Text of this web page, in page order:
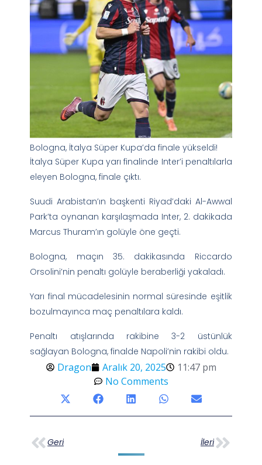
Bologna, İtalya Süper Kupa’da finale yükseldi!
İtalya Süper Kupa yarı finalinde Inter’i penaltılarla
eleyen Bologna, finale çıktı.
Suudi Arabistan’ın başkenti Riyad’daki Al-Awwal
Park’ta oynanan karşılaşmada Inter, 2. dakikada
Marcus Thuram’ın golüyle öne geçti.
Bologna, maçın 35. dakikasında Riccardo
Orsolini’nin penaltı golüyle beraberliği yakaladı.
Yarı final mücadelesinin normal süresinde eşitlik
bozulmayınca maç penaltılara kaldı.
Penaltı atışlarında rakibine 3-2 üstünlük
sağlayan Bologna, finalde Napoli’nin rakibi oldu.
Dragon Aralık 20, 2025
11:47 pm
No Comments
Geri İleri